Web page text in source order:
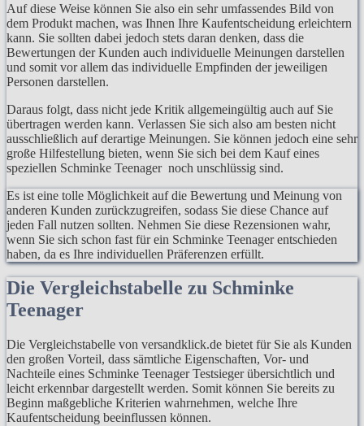
Auf diese Weise können Sie also ein sehr umfassendes Bild von
dem Produkt machen, was Ihnen Ihre Kaufentscheidung erleichtern
kann. Sie sollten dabei jedoch stets daran denken, dass die
Bewertungen der Kunden auch individuelle Meinungen darstellen
und somit vor allem das individuelle Empfinden der jeweiligen
Personen darstellen.
Daraus folgt, dass nicht jede Kritik allgemeingültig auch auf Sie
übertragen werden kann. Verlassen Sie sich also am besten nicht
ausschließlich auf derartige Meinungen. Sie können jedoch eine sehr
große Hilfestellung bieten, wenn Sie sich bei dem Kauf eines
speziellen Schminke Teenager noch unschlüssig sind.
Es ist eine tolle Möglichkeit auf die Bewertung und Meinung von
anderen Kunden zurückzugreifen, sodass Sie diese Chance auf
jeden Fall nutzen sollten. Nehmen Sie diese Rezensionen wahr,
wenn Sie sich schon fast für ein Schminke Teenager entschieden
haben, da es Ihre individuellen Präferenzen erfüllt.
Die Vergleichstabelle zu Schminke
Teenager
Die Vergleichstabelle von versandklick.de bietet für Sie als Kunden
den großen Vorteil, dass sämtliche Eigenschaften, Vor- und
Nachteile eines Schminke Teenager Testsieger übersichtlich und
leicht erkennbar dargestellt werden. Somit können Sie bereits zu
Beginn maßgebliche Kriterien wahrnehmen, welche Ihre
Kaufentscheidung beeinflussen können.